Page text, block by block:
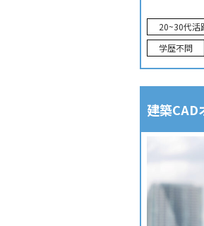
20~30代活
学歴不問
建築CAD